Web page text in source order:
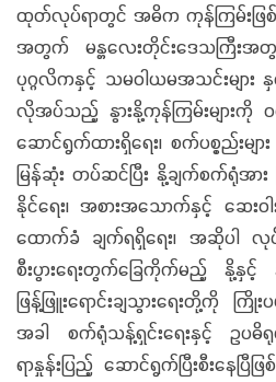
ထုတ်လုပ်ရာတွင် အဓိက ကုန်ကြမ်းဖြစ်
အတွက် မန္တလေးတိုင်းဒေသကြီးအတွ
ပုဂ္ဂလိကနှင့် သမဝါယမအသင်းများ နှ
လိုအပ်သည့် နွားနို့ကုန်ကြမ်းများကို
ဆောင်ရွက်ထားရှိရေး၊ စက်ပစ္စည်းမ
မြန်ဆုံး တပ်ဆင်ပြီး နို့ချက်စက်ရုံ
နိုင်ရေး၊ အစားအသောက်နှင့် ဆေးဝါ
ထောက်ခံ ချက်ရရှိရေး၊ အဆိုပါ လုပ်
စီးပွားရေးတွက်ခြေကိုက်မည့် နို့နှင့်
ဖြန့်ဖြူးရောင်းချသွားရေးတို့ကို က
အခါ စက်ရုံသန့်ရှင်းရေးနှင့် ဥပဓိ
ရာနှုန်းပြည့် ဆောင်ရွက်ပြီးစီးနေပြီ